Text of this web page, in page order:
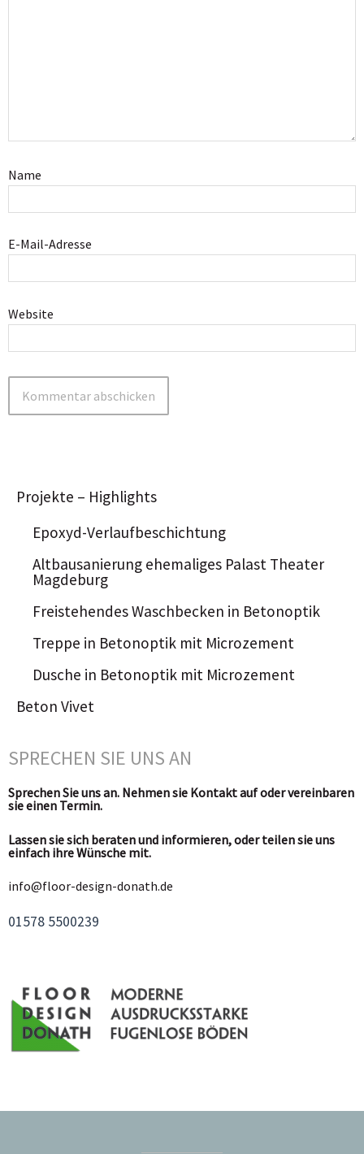
Name
E-Mail-Adresse
Website
Projekte – Highlights
Epoxyd-Verlaufbeschichtung
Altbausanierung ehemaliges Palast Theater
Magdeburg
Freistehendes Waschbecken in Betonoptik
Treppe in Betonoptik mit Microzement
Dusche in Betonoptik mit Microzement
Beton Vivet
SPRECHEN SIE UNS AN
Sprechen Sie uns an. Nehmen sie Kontakt auf oder vereinbaren
sie einen Termin.
Lassen sie sich beraten und informieren, oder teilen sie uns
einfach ihre Wünsche mit.
info@floor-design-donath.de
01578 5500239